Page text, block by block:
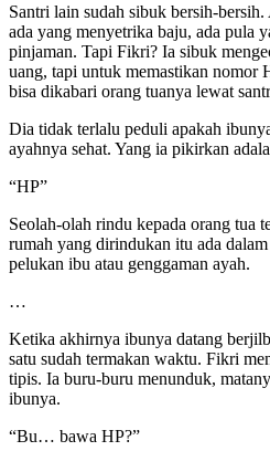
Santri lain sudah sibuk bersih-
ada yang menyetrika baju, ada pula
pinjaman. Tapi Fikri? Ia sibuk
uang, tapi untuk memastikan nomor
bisa dikabari orang tuanya lewat
Dia tidak terlalu peduli apakah
ayahnya sehat. Yang ia pikirkan
“HP”
Seolah-olah rindu kepada orang tua
rumah yang dirindukan itu ada
pelukan ibu atau genggaman ayah.
…
Ketika akhirnya ibunya datang
satu sudah termakan waktu. Fikri
tipis. Ia buru-buru menunduk,
ibunya.
“Bu… bawa HP?”